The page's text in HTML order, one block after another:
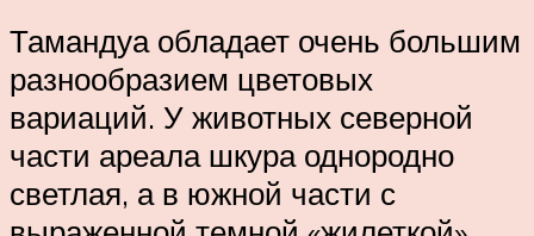
Тамандуа обладает очень большим
разнообразием цветовых
вариаций. У животных северной
части ареала шкура однородно
светлая, а в южной части с